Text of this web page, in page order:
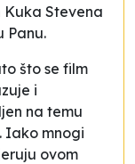
Kuka Stevena
Panu.
što se film
i
na temu
Iako mnogi
ovom